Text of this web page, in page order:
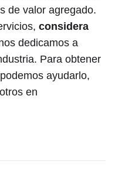
de valor agregado.
considera
dedicamos a
Para obtener
ayudarlo,
en